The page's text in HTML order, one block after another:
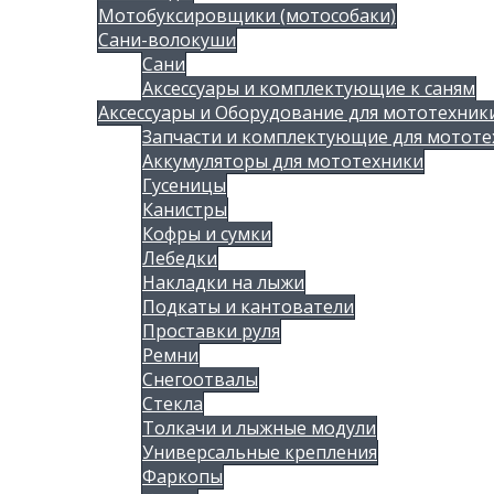
Мотобуксировщики (мотособаки)
Сани-волокуши
Сани
Аксессуары и комплектующие к саням
Аксессуары и Оборудование для
Запчасти и комплектующие для
Аккумуляторы для мототехники
Гусеницы
Канистры
Кофры и сумки
Лебедки
Накладки на лыжи
Подкаты и кантователи
Проставки руля
Ремни
Снегоотвалы
Стекла
Толкачи и лыжные модули
Универсальные крепления
Фаркопы